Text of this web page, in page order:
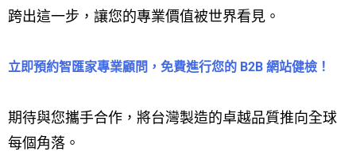
跨出這一步，讓您的專業價值被世界看見。
立即預約智匯家專業顧問，免費進行您的 B2B 網站健檢！
期待與您攜手合作，將台灣製造的卓越品質推向全球
每個角落。